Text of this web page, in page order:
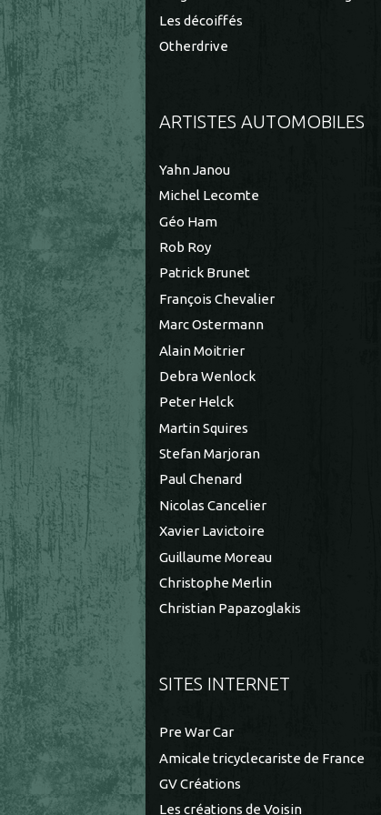
Les décoiffés
Otherdrive
ARTISTES AUTOMOBILES
Yahn Janou
Michel Lecomte
Géo Ham
Rob Roy
Patrick Brunet
François Chevalier
Marc Ostermann
Alain Moitrier
Debra Wenlock
Peter Helck
Martin Squires
Stefan Marjoran
Paul Chenard
Nicolas Cancelier
Xavier Lavictoire
Guillaume Moreau
Christophe Merlin
Christian Papazoglakis
SITES INTERNET
Pre War Car
Amicale tricyclecariste de France
GV Créations
Les créations de Voisin